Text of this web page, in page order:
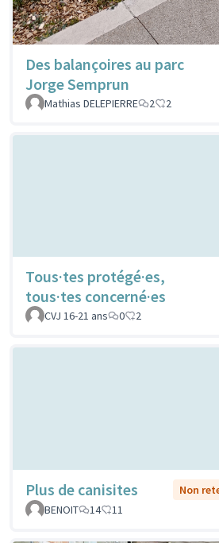
Des balançoires au parc
Jorge Semprun
Mathias DELEPIERRE
2 2
Tous·tes protégé·es,
tous·tes concerné·es
CVJ 16-21 ans
0 2
Plus de canisites
Non
BENOIT
14 11